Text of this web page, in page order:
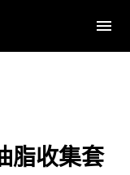
脂收集套